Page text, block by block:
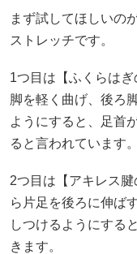
まず試してほしいの
ストレッチです。
1つ目は【ふくらは
脚を軽く曲げ、後ろ
ようにすると、足首
ると言われています。
2つ目は【アキレス
ら片足を後ろに伸ば
しつけるようにする
きます。